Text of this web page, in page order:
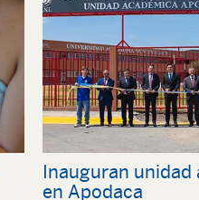
Inauguran unidad
en Apodaca